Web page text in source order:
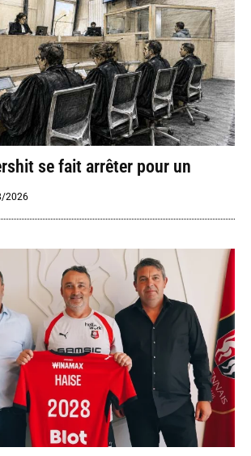
se fait arrêter pour un
2026